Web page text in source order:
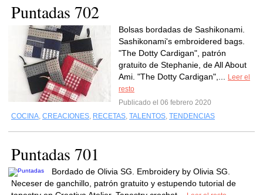
Puntadas 702
Bolsas bordadas de Sashikonami.
Sashikonami's embroidered bags.
"The Dotty Cardigan", patrón
gratuito de Stephanie, de All About
Ami. "The Dotty Cardigan",...
Leer el
resto
Publicado el 06 febrero 2020
COCINA, CREACIONES, RECETAS, TALENTOS, TENDENCIAS
Puntadas 701
Bordado de Olivia SG. Embroidery by Olivia SG.
Neceser de ganchillo, patrón gratuito y estupendo tutorial de